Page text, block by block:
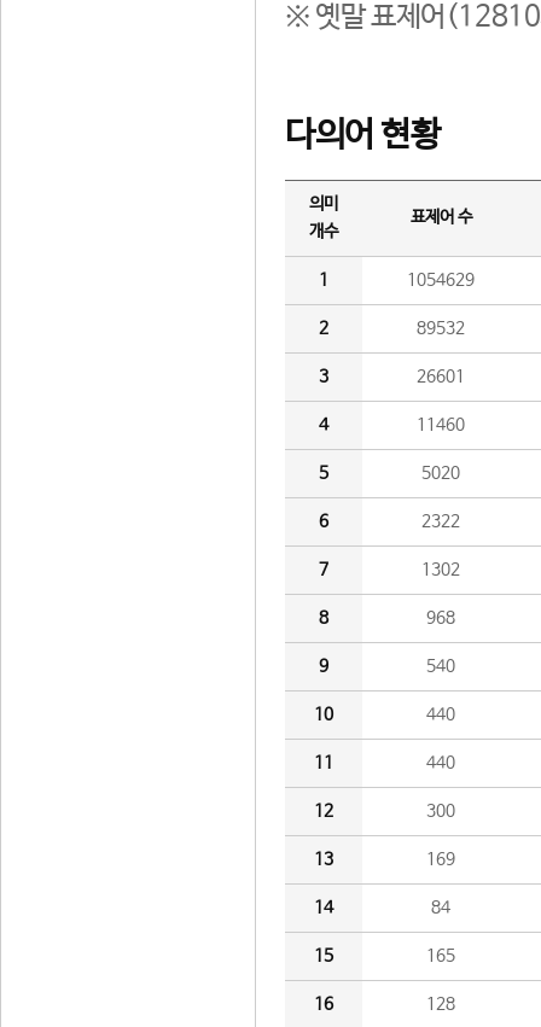
※ 옛말 표제어(12810
다의어 현황
의미
개수
표제어 수
1 1054629
2 89532
3 26601
4 11460
5 5020
6 2322
7 1302
8 968
9 540
10 440
11 440
12 300
13 169
14 84
15 165
16 128